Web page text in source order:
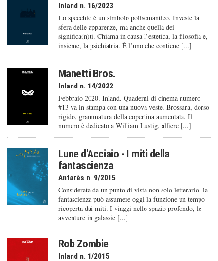
Inland n. 16/2023
Lo specchio è un simbolo polisemantico. Investe la
sfera delle apparenze, ma anche quella dei
significa(n)ti. Chiama in causa l’estetica, la filosofia e,
insieme, la psichiatria. È l’uno che contiene [...]
Manetti Bros.
Inland n. 14/2022
Febbraio 2020. Inland. Quaderni di cinema numero
#13 va in stampa con una nuova veste. Brossura, dorso
rigido, grammatura della copertina aumentata. Il
numero è dedicato a William Lustig, alfiere [...]
Lune d'Acciaio - I miti della
fantascienza
Antarès n. 9/2015
Considerata da un punto di vista non solo letterario, la
fantascienza può assumere oggi la funzione un tempo
ricoperta dai miti. I viaggi nello spazio profondo, le
avventure in galassie [...]
Rob Zombie
Inland n. 1/2015